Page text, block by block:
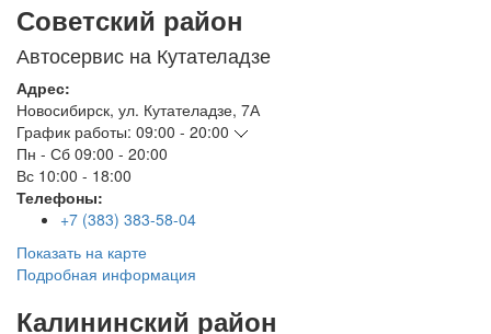
Советский район
Автосервис на Кутателадзе
Адрес:
Новосибирск, ул. Кутателадзе, 7А
График работы: 09:00 - 20:00
Пн - Сб 09:00 - 20:00
Вс 10:00 - 18:00
Телефоны:
+7 (383) 383-58-04
Показать на карте
Подробная информация
Калининский район